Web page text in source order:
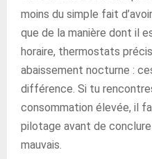
moins du simple fait
que de la manière dont il
horaire, thermostats
abaissement nocturne :
différence. Si tu
consommation élevée, il
pilotage avant de
mauvais.